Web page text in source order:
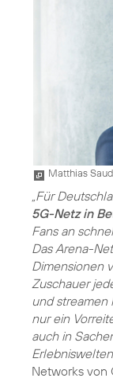
Matthias
„Für
5G-Netz in
Fans an
Das Arena-
Dimensionen
Zuschauer
und streamen
nur ein
auch in
Networks von